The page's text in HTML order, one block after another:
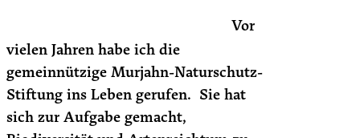
Vor
vielen Jahren habe ich die
gemeinnützige Murjahn-Naturschutz-
Stiftung ins Leben gerufen. Sie hat
sich zur Aufgabe gemacht,